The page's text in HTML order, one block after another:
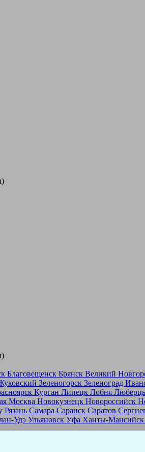
Благовещенск Брянск Великий
Зеленогорск Зеленоград
Курган Липецк Лобня
Москва Новокузнецк Новороссийск
Рязань Самара Саранск Саратов
Удэ Ульяновск Уфа Ханты-Мансийск